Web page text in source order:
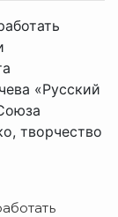
«Русский
творчество